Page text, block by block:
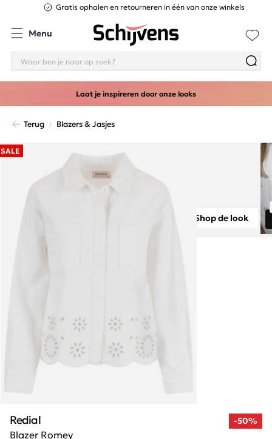
Gratis ophalen en retourneren in één van onze winkels
Menu
Laat je inspireren door onze looks
Terug Blazers & Jasjes
SALE
Shop de look
-50%
Blazer Romey
Redial